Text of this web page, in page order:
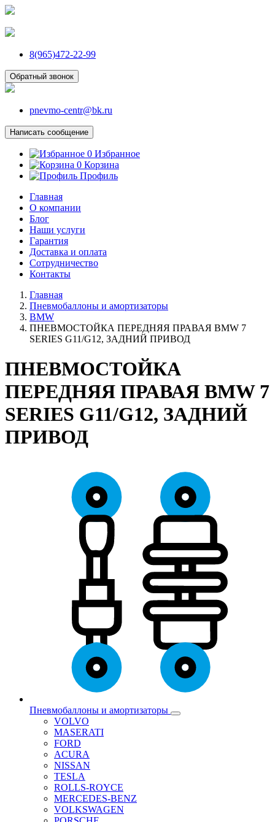
8(965)472-22-99
Обратный звонок
pnevmo-centr@bk.ru
Написать сообщение
0 Избранное
0 Корзина
Профиль
Главная
О компании
Блог
Наши услуги
Гарантия
Доставка и оплата
Сотрудничество
Контакты
Главная
Пневмобаллоны и амортизаторы
BMW
ПНЕВМОСТОЙКА ПЕРЕДНЯЯ ПРАВАЯ BMW 7
SERIES G11/G12, ЗАДНИЙ ПРИВОД
ПНЕВМОСТОЙКА
ПЕРЕДНЯЯ ПРАВАЯ BMW 7
SERIES G11/G12, ЗАДНИЙ
ПРИВОД
Пневмобаллоны и амортизаторы
VOLVO
MASERATI
FORD
ACURA
NISSAN
TESLA
ROLLS-ROYCE
MERCEDES-BENZ
VOLKSWAGEN